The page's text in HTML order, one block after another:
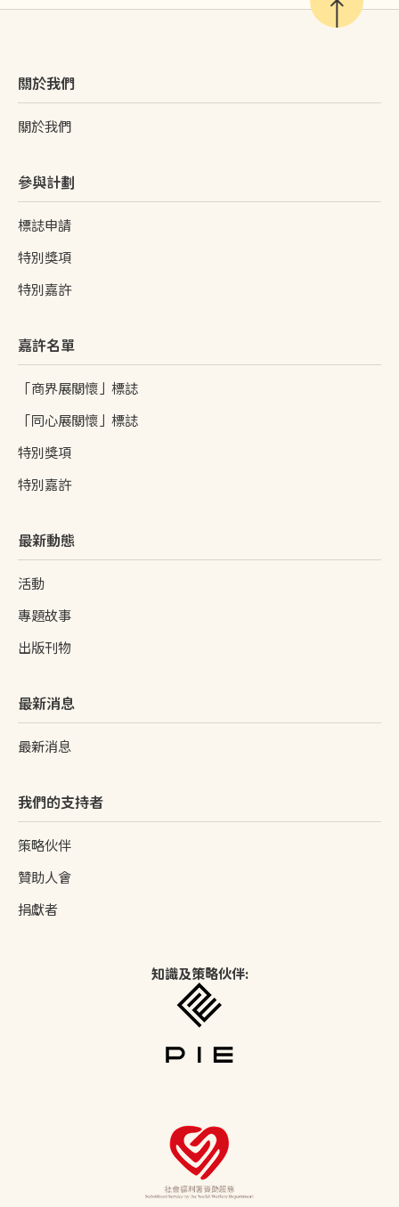
關於我們
關於我們
參與計劃
標誌申請
特別獎項
特別嘉許
嘉許名單
「商界展關懷」標誌
「同心展關懷」標誌
特別獎項
特別嘉許
最新動態
活動
專題故事
出版刊物
最新消息
最新消息
我們的支持者
策略伙伴
贊助人會
捐獻者
知識及策略伙伴: